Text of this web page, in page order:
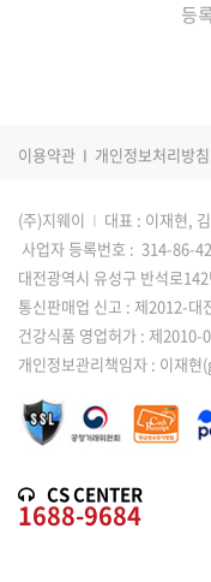
등
이용약관 I 개인정보처리방침
(주)지웨이 I 대표 : 이재현,
사업자 등록번호 : 314-86-
대전광역시 유성구 반석로
통신판매업 신고 : 제2012-대
건강식품 영업허가 : 제2010-
개인정보관리책임자 : 이재
CS CENTER
1688-9684